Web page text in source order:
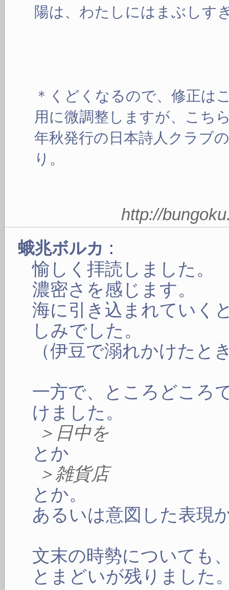
陽は、わたしにはまぶしす
＊くどくなるので、修正は
用に微調整しますが、こち
年秋発行の日本詩人クラブ
り。
http://
蛾兆ボルカ :
愉しく拝読しました。
濃密さを感じます。
海に引き込まれていく
しみでした。
（伊豆で溺れかけたと
一方で、ところどころ
けました。
＞日中を
とか
＞雑貨店
とか。
あるいは意図した表現
文末の時勢についても
とまどいが残りました